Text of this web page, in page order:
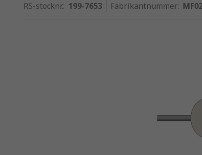
RS-stocknr.: 199-7653 Fabrikantnummer: